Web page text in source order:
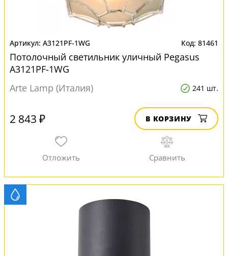
A3121PF-1WG 81461
Потолочный светильник уличный Pegasus
A3121PF-1WG
Arte Lamp (Италия)
241 шт.
2 843 ₽ В КОРЗИНУ